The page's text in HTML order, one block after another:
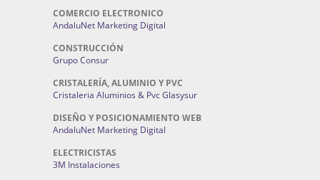
COMERCIO ELECTRONICO
AndaluNet Marketing Digital
CONSTRUCCIÓN
Grupo Consur
CRISTALERÍA, ALUMINIO Y PVC
Cristaleria Aluminios & Pvc Glasysur
DISEÑO Y POSICIONAMIENTO WEB
AndaluNet Marketing Digital
ELECTRICISTAS
3M Instalaciones